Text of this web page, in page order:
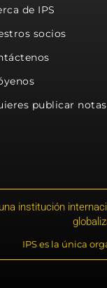
de IPS
socios
publicar notas
una institución
IPS es la única